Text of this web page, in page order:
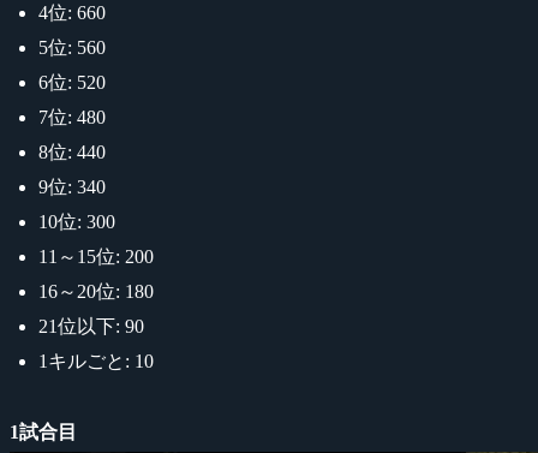
4位: 660
5位: 560
6位: 520
7位: 480
8位: 440
9位: 340
10位: 300
11～15位: 200
16～20位: 180
21位以下: 90
1キルごと: 10
1試合目